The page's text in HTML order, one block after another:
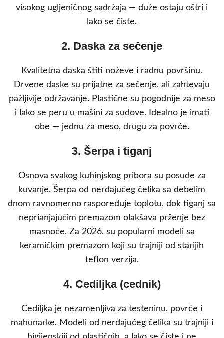
visokog ugljeničnog sadržaja — duže ostaju oštri i
lako se čiste.
2. Daska za sečenje
Kvalitetna daska štiti noževe i radnu površinu.
Drvene daske su prijatne za sečenje, ali zahtevaju
pažljivije održavanje. Plastične su pogodnije za meso
i lako se peru u mašini za sudove. Idealno je imati
obe — jednu za meso, drugu za povrće.
3. Šerpa i tiganj
Osnova svakog kuhinjskog pribora su posude za
kuvanje. Šerpa od nerđajućeg čelika sa debelim
dnom ravnomerno raspoređuje toplotu, dok tiganj sa
neprianjajućim premazom olakšava prženje bez
masnoće. Za 2026. su popularni modeli sa
keramičkim premazom koji su trajniji od starijih
teflon verzija.
4. Cediljka (cednik)
Cediljka je nezamenljiva za testeninu, povrće i
mahunarke. Modeli od nerđajućeg čelika su trajniji i